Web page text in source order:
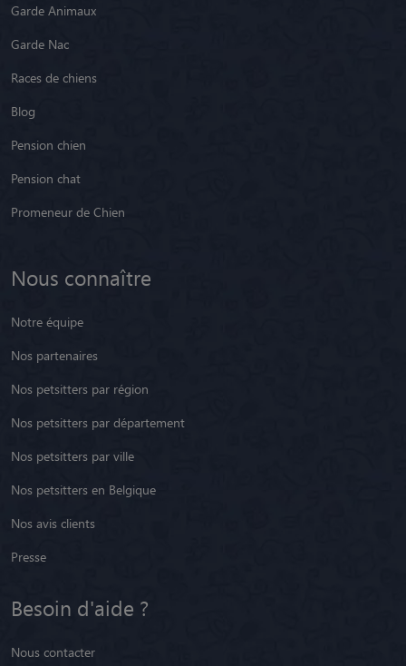
Garde Animaux
Garde Nac
Races de chiens
Blog
Pension chien
Pension chat
Promeneur de Chien
Nous connaître
Notre équipe
Nos partenaires
Nos petsitters par région
Nos petsitters par département
Nos petsitters par ville
Nos petsitters en Belgique
Nos avis clients
Presse
Besoin d'aide ?
Nous contacter